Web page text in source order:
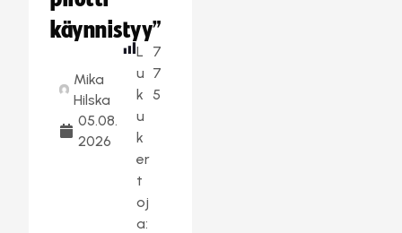
käynnistyy”
Mika
Hilska
05.08.
2026
L
u
k
u
k
er
t
oj
a:
7
7
5